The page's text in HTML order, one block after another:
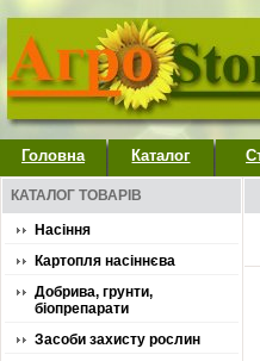
Головна Каталог
КАТАЛОГ ТОВАРІВ
Насіння
Картопля насіннєва
Добрива, грунти,
біопрепарати
Засоби захисту рослин